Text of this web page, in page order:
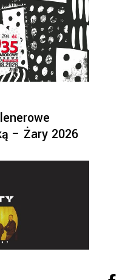
– Żary 2026